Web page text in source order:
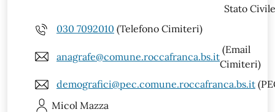
Stato
030 7092010 (Telefono Cimiteri)
anagrafe@comune.roccafranca.bs.it
(Email
Cimiteri)
demografici@pec.comune.roccafranca.bs.it
Micol Mazza